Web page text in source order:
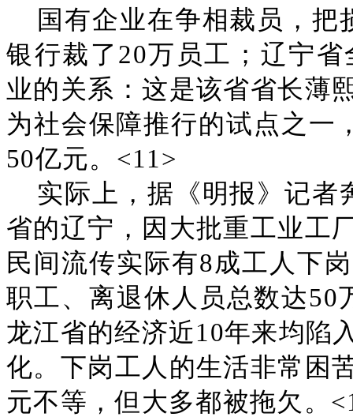
国有企业在争相裁员，
银行裁了20万员工；辽宁
业的关系：这是该省省长薄
为社会保障推行的试点之一
50亿元。<11>
实际上，据《明报》记者
省的辽宁，因大批重工业工
民间流传实际有8成工人下
职工、离退休人员总数达50
龙江省的经济近10年来均陷
化。下岗工人的生活非常困
元不等，但大多都被拖欠。